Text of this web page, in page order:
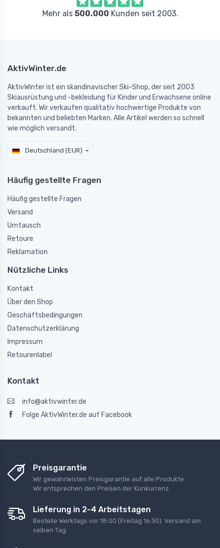
Mehr als 500.000 Kunden seit 2003.
AktivWinter.de
AktivWinter ist ein skandinavischer Ski-Shop, der seit 2003
Skiausrüstung und -bekleidung für Kinder und Erwachsene online
verkauft. Wir verkaufen qualitativ hochwertige Produkte von
bekannten und beliebten Marken. Alle Artikel werden so schnell
wie möglich versandt.
Deutschland (EUR)
Häufig gestellte Fragen
Häufig gestellte Fragen
Versand
Umtausch
Retoure
Reklamation
Nützliche Links
Kontakt
Über den Shop
Geschäftsbedingungen
Datenschutzerklärung
Impressum
Retourenlabel
Kontakt
info@aktivwinter.de
Folge AktivWinter.de auf Facebook
Preisgarantie
Wir gewährleisten Preisgarantie auf alle Produkte.
Wir entsprechen den Preisen der Konkurrenz.
Lieferung in 2-4 Arbeitstagen
Bestelle Werktags vor 18:00 (Freitag 16:30). Versand am
selben Tag.